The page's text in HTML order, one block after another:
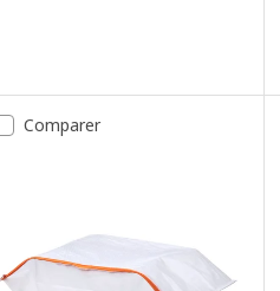
Comparer